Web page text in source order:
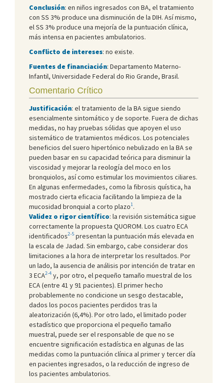
Conclusión: en niños ingresados con BA, el tratamiento
con SS 3% produce una disminución de la DIH. Así mismo,
el SS 3% produce una mejoría de la puntuación clínica,
más intensa en pacientes ambulatorios.
Conflicto de intereses: no existe.
Fuentes de financiación: Departamento Materno-
Infantil, Universidade Federal do Rio Grande, Brasil.
Comentario Crítico
Justificación: el tratamiento de la BA sigue siendo
esencialmente sintomático y de soporte. Fuera de dichas
medidas, no hay pruebas sólidas que apoyen el uso
sistemático de tratamientos médicos. Los potenciales
beneficios del suero hipertónico nebulizado en la BA se
pueden basar en su capacidad teórica para disminuir la
viscosidad y mejorar la reología del moco en los
bronquiolos, así como estimular los movimientos ciliares.
En algunas enfermedades, como la fibrosis quística, ha
mostrado cierta eficacia facilitando la limpieza de la
mucosidad bronquial a corto plazo1.
Validez o rigor científico: la revisión sistemática sigue
correctamente la propuesta QUOROM. Los cuatro ECA
identificados2-5 presentan la puntuación más elevada en
la escala de Jadad. Sin embargo, cabe considerar dos
limitaciones a la hora de interpretar los resultados. Por
un lado, la ausencia de análisis por intención de tratar en
3 ECA2-4 y, por otro, el pequeño tamaño muestral de los
ECA (entre 41 y 91 pacientes). El primer hecho
probablemente no condicione un sesgo destacable,
dados los pocos pacientes perdidos tras la
aleatorización (6,4%). Por otro lado, el limitado poder
estadístico que proporciona el pequeño tamaño
muestral, puede ser el responsable de que no se
encuentre significación estadística en algunas de las
medidas como la puntuación clínica al primer y tercer día
en pacientes ingresados, o la reducción de ingreso de
los pacientes ambulatorios.